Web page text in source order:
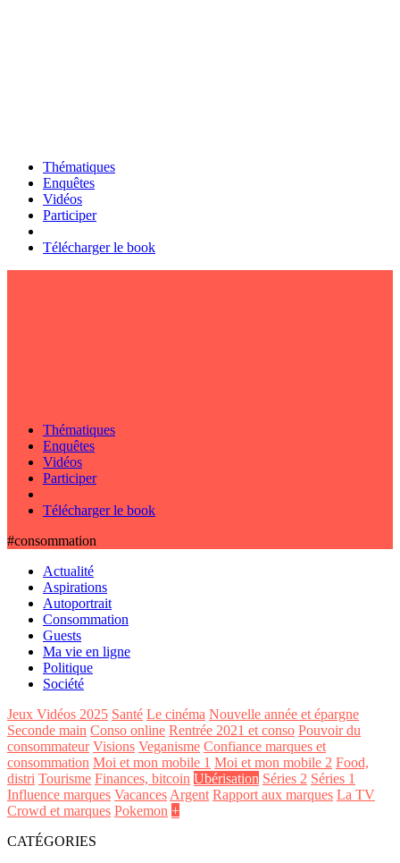
Thématiques
Enquêtes
Vidéos
Participer
Télécharger le book
Thématiques
Enquêtes
Vidéos
Participer
Télécharger le book
#consommation
Actualité
Aspirations
Autoportrait
Consommation
Guests
Ma vie en ligne
Politique
Société
Jeux Vidéos 2025 Santé Le cinéma Nouvelle année et épargne
Seconde main Conso online Rentrée 2021 et conso Pouvoir du
consommateur Visions Veganisme Confiance marques et
consommation Moi et mon mobile 1 Moi et mon mobile 2 Food,
distri Tourisme Finances, bitcoin Ubérisation Séries 2 Séries 1
Influence marques Vacances Argent Rapport aux marques La TV
Crowd et marques Pokemon +
CATÉGORIES